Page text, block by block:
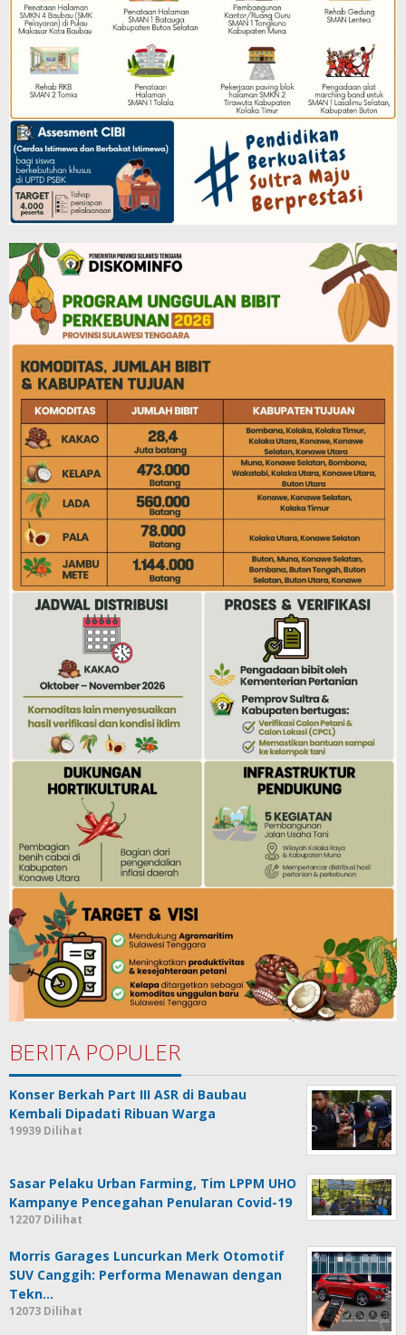
BERITA POPULER
Konser Berkah Part III ASR di Baubau
Kembali Dipadati Ribuan Warga
19939 Dilihat
Sasar Pelaku Urban Farming, Tim LPPM UHO
Kampanye Pencegahan Penularan Covid-19
12207 Dilihat
Morris Garages Luncurkan Merk Otomotif
SUV Canggih: Performa Menawan dengan
Tekn…
12073 Dilihat